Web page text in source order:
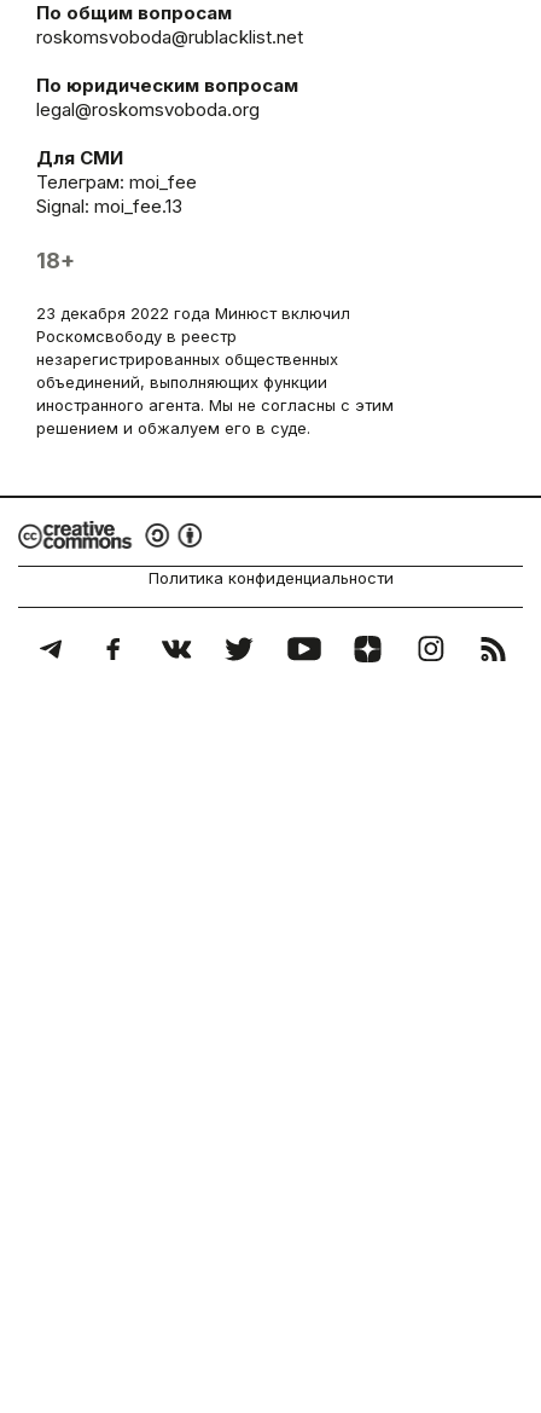
По общим вопросам
roskomsvoboda@rublacklist.net
По юридическим вопросам
legal@roskomsvoboda.org
Для СМИ
Телеграм: moi_fee
Signal: moi_fee.13
18+
23 декабря 2022 года Минюст включил
Роскомсвободу в реестр
незарегистрированных общественных
объединений, выполняющих функции
иностранного агента. Мы не согласны с этим
решением и обжалуем его в суде.
Политика конфиденциальности